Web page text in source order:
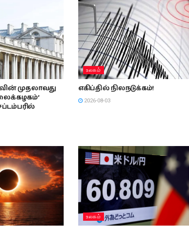
முதலாவது
உலகம்
எகிப்தில் நிலநடுக்கம்!
2026-08-03
உலகம்